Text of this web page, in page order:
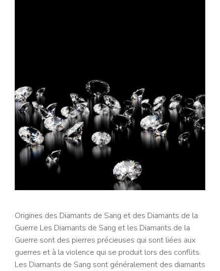
Origines des Diamants de Sang et des Diamants de la
Guerre Les Diamants de Sang et les Diamants de la
Guerre sont des pierres précieuses qui sont liées aux
guerres et à la violence qui se produit lors des conflits.
Les Diamants de Sang sont généralement des diamants